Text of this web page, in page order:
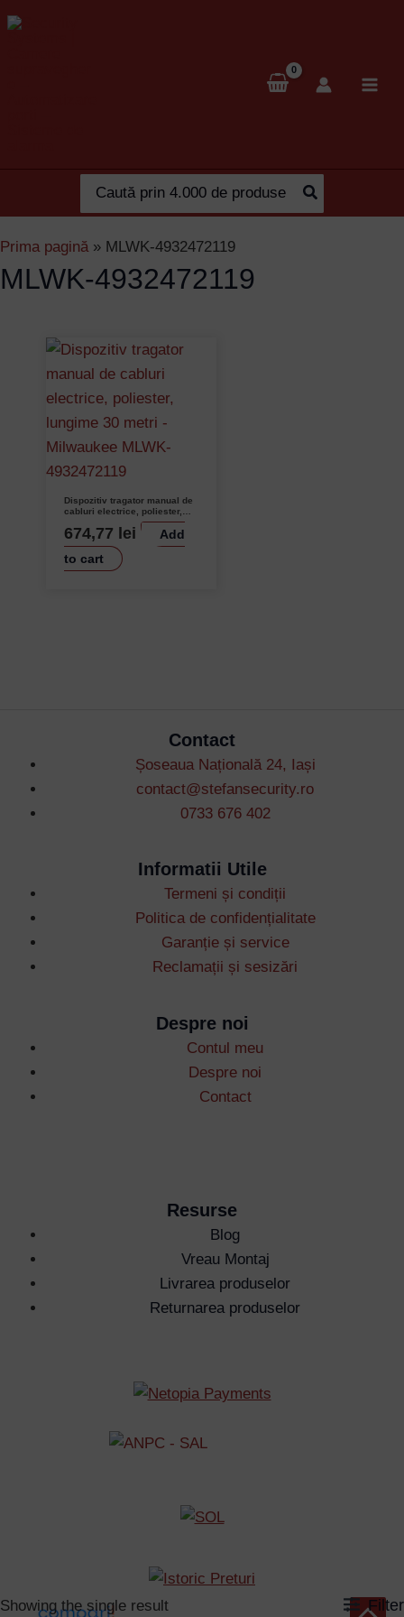
Skip
to
for:
Prima pagină» MLWK-4932472119
MLWK-4932472119
Showing the single result Filter
Dispozitiv tragator manual de
cabluri electrice, poliester,
lungime 30 metri – Milwaukee
MLWK-4932472119
674,77 lei
Add
to cart
Contact
Șoseaua Națională 24, Iași
contact@stefansecurity.ro
0733 676 402
Informatii Utile
Termeni și condiții
Politica de confidențialitate
Garanție și service
Reclamații și sesizări
Despre noi
Contul meu
Despre noi
Contact
Resurse
Blog
Vreau Montaj
Livrarea produselor
Returnarea produselor
Username or Email Address
Remember Me
Lost your password?
Scroll